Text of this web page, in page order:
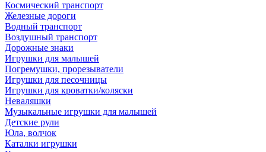
Космический транспорт
Железные дороги
Водный транспорт
Воздушный транспорт
Дорожные знаки
Игрушки для малышей
Погремушки, прорезыватели
Игрушки для песочницы
Игрушки для кроватки/коляски
Неваляшки
Музыкальные игрушки для малышей
Детские рули
Юла, волчок
Каталки игрушки